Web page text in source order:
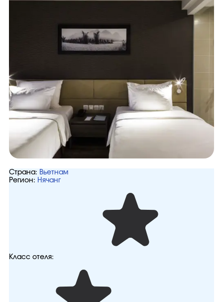
Страна: Вьетнам
Регион: Нячанг
Класс отеля: